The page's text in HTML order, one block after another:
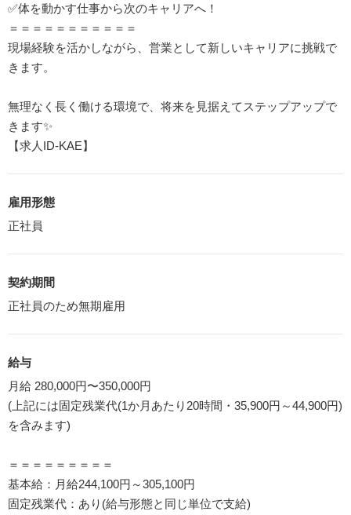
✅体を動かす仕事から次のキャリアへ！
＝＝＝＝＝＝＝＝＝＝＝
現場経験を活かしながら、営業として新しいキャリアに挑戦で
きます。
無理なく長く働ける環境で、将来を見据えてステップアップで
きます✨
【求人ID-KAE】
雇用形態
正社員
契約期間
正社員のため無期雇用
給与
月給 280,000円〜350,000円
(上記には固定残業代(1か月あたり20時間・35,900円～44,900円)
を含みます)
＝＝＝＝＝＝＝＝＝
基本給：月給244,100円～305,100円
固定残業代：あり(給与形態と同じ単位で支給)